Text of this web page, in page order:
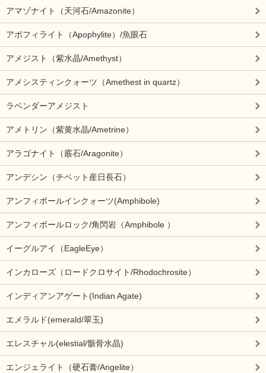
アマゾナイト（天河石/Amazonite）
アポフィライト（Apophylite）/魚眼石
アメジスト（紫水晶/Amethyst）
アメシスティンクォーツ（Amethest in quartz）
ラベンダーアメジスト
アメトリン（紫黄水晶/Ametrine）
アラゴナイト（霰石/Aragonite）
アンデシン（チベット産日長石）
アンフィボールインクォーツ(Amphibole)
アンフィボールロック/角閃岩（Amphibole ）
イーグルアイ（EagleEye）
インカローズ（ロードクロサイト/Rhodochrosite）
インディアンアゲート(Indian Agate)
エメラルド(emerald/翠玉)
エレスチャル(elestial/骸骨水晶)
エンジェライト（硬石膏/Angelite）